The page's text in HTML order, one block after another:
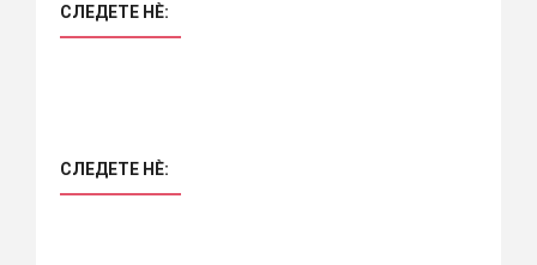
СЛЕДЕТЕ НÈ:
СЛЕДЕТЕ НÈ: